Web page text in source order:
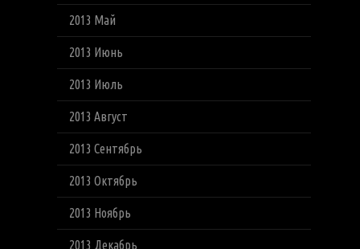
2013 Май
2013 Июнь
2013 Июль
2013 Август
2013 Сентябрь
2013 Октябрь
2013 Ноябрь
2013 Декабрь